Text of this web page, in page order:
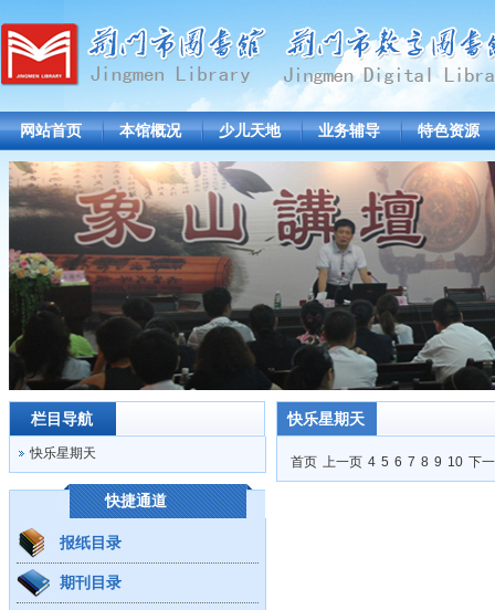
网站首页 本馆概况 少儿天地 业务辅导 特色资源
栏目导航
快乐星期天
快捷通道
报纸目录
期刊目录
快乐星期天
首页 上一页 4 5 6 7 8 9 10 下